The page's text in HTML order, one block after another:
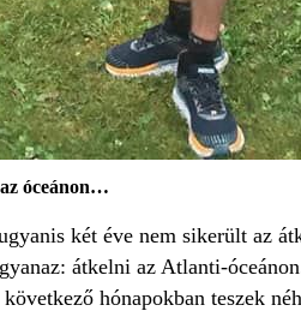
óceánon…
két éve nem sikerült az
átkelni az Atlanti-
hónapokban teszek